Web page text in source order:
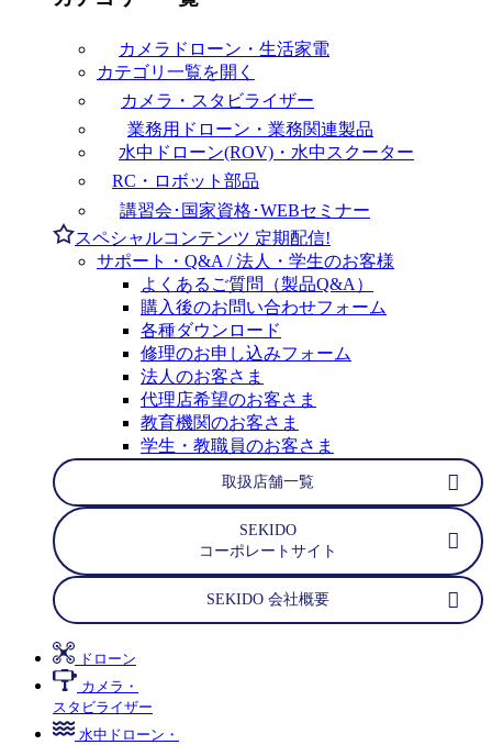
カメラドローン・生活家電
カテゴリ一覧を開く
カメラ・スタビライザー
業務用ドローン・業務関連製品
水中ドローン(ROV)・水中スクーター
RC・ロボット部品
講習会･国家資格･WEBセミナー
スペシャルコンテンツ 定期配信!
サポート・Q&A / 法人・学生のお客様
よくあるご質問（製品Q&A）
購入後のお問い合わせフォーム
各種ダウンロード
修理のお申し込みフォーム
法人のお客さま
代理店希望のお客さま
教育機関のお客さま
学生・教職員のお客さま
取扱店舗一覧
SEKIDO
コーポレートサイト
SEKIDO 会社概要
ドローン
カメラ・
スタビライザー
水中ドローン・